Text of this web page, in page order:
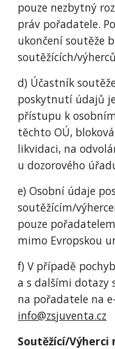
pouze nezbytný
práv pořadatele.
ukončení soutěže
soutěžících/
d) Účastník
poskytnutí údajů
přístupu k
těchto OÚ,
likvidaci, na
u dozorového
e) Osobní údaje
soutěžícím/
pouze
mimo Evropskou
f) V případě
a s dalšími dotazy
na pořadatele na
info@zsjuventa.cz
Soutěžící/Výherci